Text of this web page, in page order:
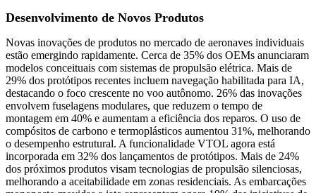
Desenvolvimento de Novos Produtos
Novas inovações de produtos no mercado de aeronaves individuais
estão emergindo rapidamente. Cerca de 35% dos OEMs anunciaram
modelos conceituais com sistemas de propulsão elétrica. Mais de
29% dos protótipos recentes incluem navegação habilitada para IA,
destacando o foco crescente no voo autônomo. 26% das inovações
envolvem fuselagens modulares, que reduzem o tempo de
montagem em 40% e aumentam a eficiência dos reparos. O uso de
compósitos de carbono e termoplásticos aumentou 31%, melhorando
o desempenho estrutural. A funcionalidade VTOL agora está
incorporada em 32% dos lançamentos de protótipos. Mais de 24%
dos próximos produtos visam tecnologias de propulsão silenciosas,
melhorando a aceitabilidade em zonas residenciais. As embarcações